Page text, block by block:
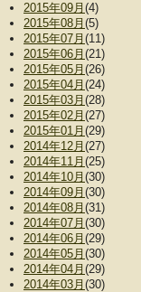
2015年09月 (4)
2015年08月 (5)
2015年07月 (11)
2015年06月 (21)
2015年05月 (26)
2015年04月 (24)
2015年03月 (28)
2015年02月 (27)
2015年01月 (29)
2014年12月 (27)
2014年11月 (25)
2014年10月 (30)
2014年09月 (30)
2014年08月 (31)
2014年07月 (30)
2014年06月 (29)
2014年05月 (30)
2014年04月 (29)
2014年03月 (30)